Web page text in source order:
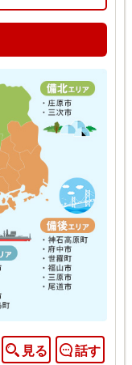
見る 話す